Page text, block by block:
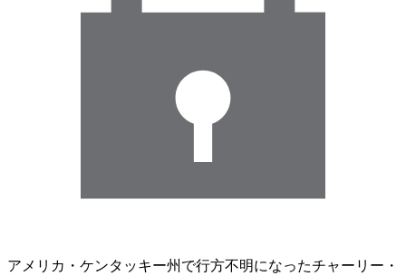
アメリカ・ケンタッキー州で行方不明になったチャーリー・